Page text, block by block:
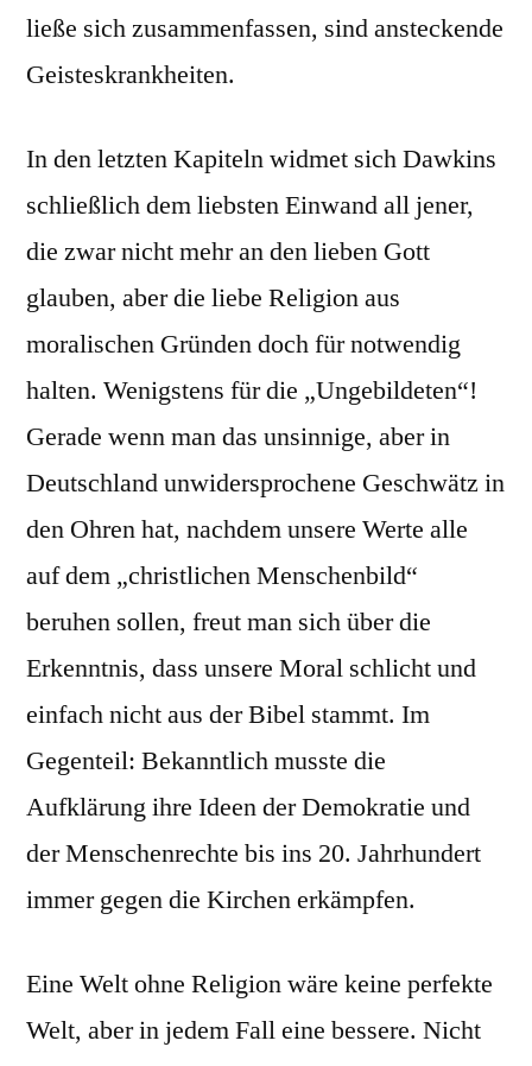
ließe sich zusammenfassen, sind ansteckende
Geisteskrankheiten.
In den letzten Kapiteln widmet sich Dawkins
schließlich dem liebsten Einwand all jener,
die zwar nicht mehr an den lieben Gott
glauben, aber die liebe Religion aus
moralischen Gründen doch für notwendig
halten. Wenigstens für die „Ungebildeten“!
Gerade wenn man das unsinnige, aber in
Deutschland unwidersprochene Geschwätz in
den Ohren hat, nachdem unsere Werte alle
auf dem „christlichen Menschenbild“
beruhen sollen, freut man sich über die
Erkenntnis, dass unsere Moral schlicht und
einfach nicht aus der Bibel stammt. Im
Gegenteil: Bekanntlich musste die
Aufklärung ihre Ideen der Demokratie und
der Menschenrechte bis ins 20. Jahrhundert
immer gegen die Kirchen erkämpfen.
Eine Welt ohne Religion wäre keine perfekte
Welt, aber in jedem Fall eine bessere. Nicht